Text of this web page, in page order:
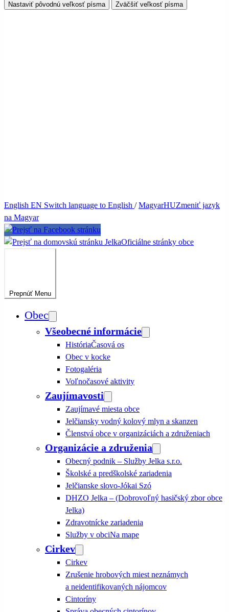
Nastaviť pôvodnú veľkosť písma Zväčšiť veľkosť písma
English EN Switch language to English /MagyarHUZmeniť jazyk
na Magyar
JelkaOficiálne stránky obce
Prepnúť Menu
Obec
Všeobecné informácie
HistóriaČasová os
Obec v kocke
Fotogaléria
Voľnočasové aktivity
Zaujímavosti
Zaujímavé miesta obce
Jelčiansky vodný kolový mlyn a skanzen
Členstvá obce v organizáciách a združeniach
Organizácie a združenia
Obecný podnik – Služby Jelka s.r.o.
Školské a predškolské zariadenia
Jelčianske slovo-Jókai Szó
DHZO Jelka – (Dobrovoľný hasičský zbor obce
Jelka)
Zdravotnícke zariadenia
Služby v obciNa mape
Cirkev
Cirkev
Zrušenie hrobových miest neznámych
a neidentifikovaných nájomcov
Cintoríny